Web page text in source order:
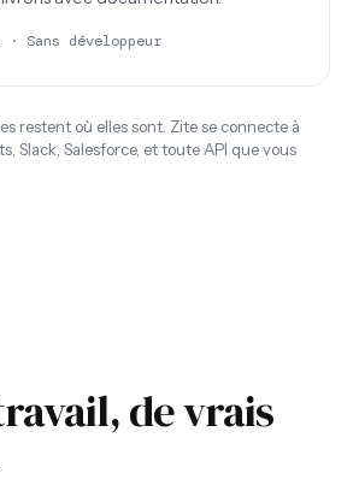
· Sans développeur
restent où elles sont. Zite se connecte à
Slack, Salesforce, et toute API que vous
de vrais